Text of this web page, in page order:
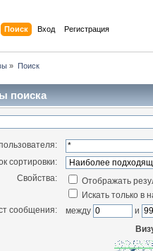
Поиск Вход Регистрация
» Поиск
поиска
сортировки:
Свойства:
Отображать
Искать только в
сообщения:
между
и